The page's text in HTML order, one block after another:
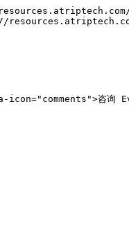
咨询